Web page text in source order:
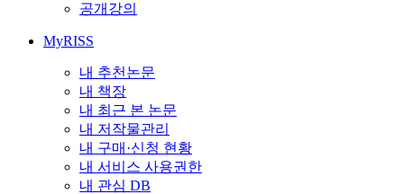
공개강의
MyRISS
내 추천논문
내 책장
내 최근 본 논문
내 저작물관리
내 구매·신청 현황
내 서비스 사용권한
내 관심 DB